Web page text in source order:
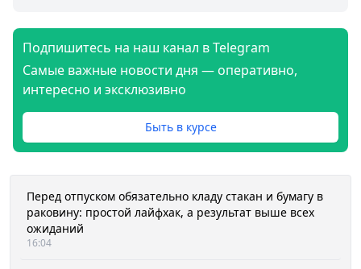
Подпишитесь на наш канал в Telegram
Самые важные новости дня — оперативно,
интересно и эксклюзивно
Быть в курсе
Перед отпуском обязательно кладу стакан и бумагу в
раковину: простой лайфхак, а результат выше всех
ожиданий
16:04